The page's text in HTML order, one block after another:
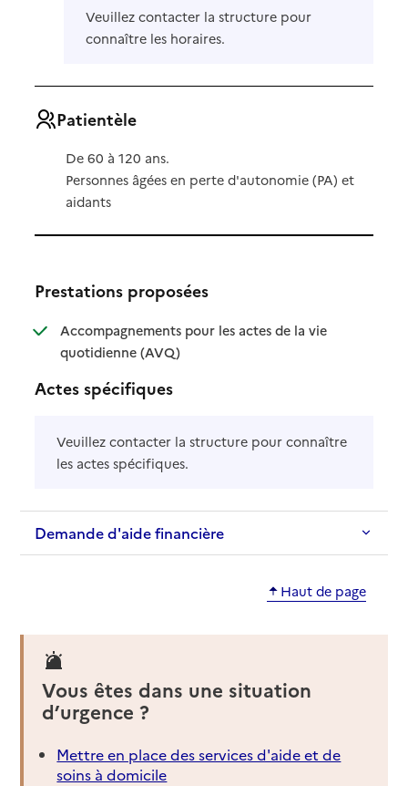
Veuillez contacter la structure pour
connaître les horaires.
Patientèle
De 60 à 120 ans.
Personnes âgées en perte d'autonomie (PA) et
aidants
Prestations proposées
Accompagnements pour les actes de la vie
quotidienne (AVQ): disponible
: non disponible
Actes spécifiques
Veuillez contacter la structure pour connaître
les actes spécifiques.
Demande d'aide financière
Haut de page
Vous êtes dans une situation
d’urgence ?
Mettre en place des services d'aide et de
soins à domicile